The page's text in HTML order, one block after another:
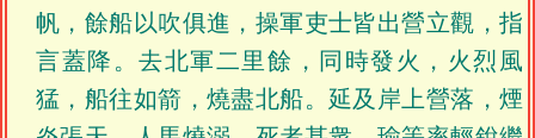
帆，餘船以吹俱進，操軍吏士皆出營立觀，指
言蓋降。去北軍二里餘，同時發火，火烈風
猛，船往如箭，燒盡北船。延及岸上營落，煙